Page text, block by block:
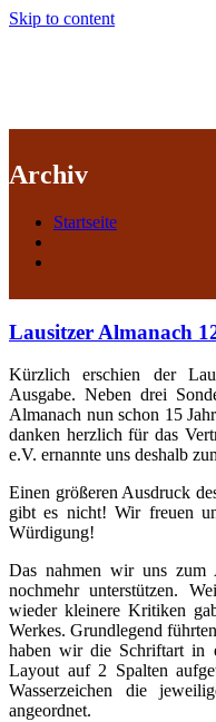
Skip to content
Archiv
Startseite
Lausitzer Almanach
Kürzlich erschien der
Ausgabe. Neben drei
Almanach nun schon 15
danken herzlich für das
e.V. ernannte uns deshalb
Einen größeren Ausdruck
gibt es nicht! Wir freuen
Würdigung!
Das nahmen wir uns zum
nochmehr unterstützen.
wieder kleinere Kritiken
Werkes. Grundlegend
haben wir die Schriftart in
Layout auf 2 Spalten
Wasserzeichen die
angeordnet.